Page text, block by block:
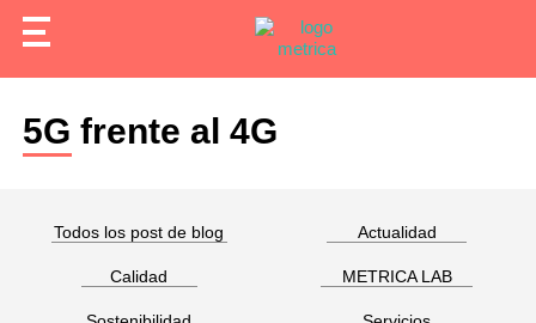
5G frente al 4G
Todos los post de blog Actualidad
Calidad METRICA LAB